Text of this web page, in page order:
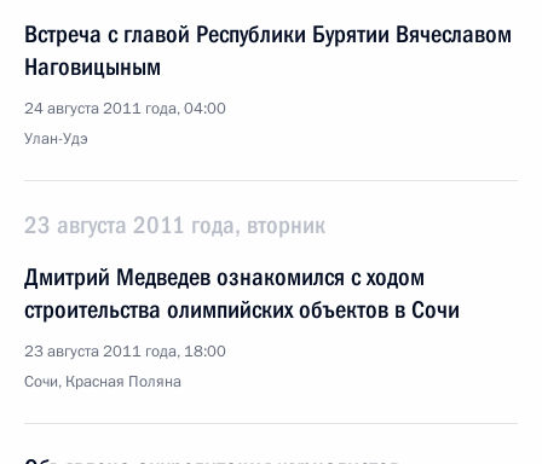
Встреча с главой Республики Бурятии Вячеславом
Наговицыным
24 августа 2011 года, 04:00
Улан-Удэ
23 августа 2011 года, вторник
Дмитрий Медведев ознакомился с ходом
строительства олимпийских объектов в Сочи
23 августа 2011 года, 18:00
Сочи, Красная Поляна